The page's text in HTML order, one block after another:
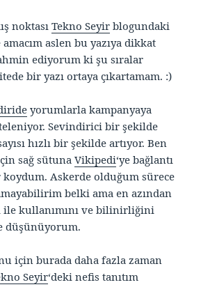
noktasıTekno Seyir blogundaki
aslen bu yazıya dikkat
ediyorum ki şu sıralar
bir yazı ortaya çıkartamam. :)
yorumlarla kampanyaya
Sevindirici bir şekilde
hızlı bir şekilde artıyor. Ben
sağ sütunaVikipedi‘ye bağlantı
Askerde olduğum sürece
belki ama en azından
ile kullanımını ve bilinirliğini
düşünüyorum.
için burada daha fazla zaman
Seyir‘deki nefis tanıtım